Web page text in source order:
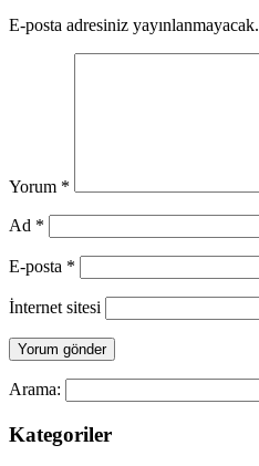
E-posta adresiniz yayınlanmayacak.
Yorum *
Ad *
E-posta *
İnternet sitesi
Arama:
Kategoriler